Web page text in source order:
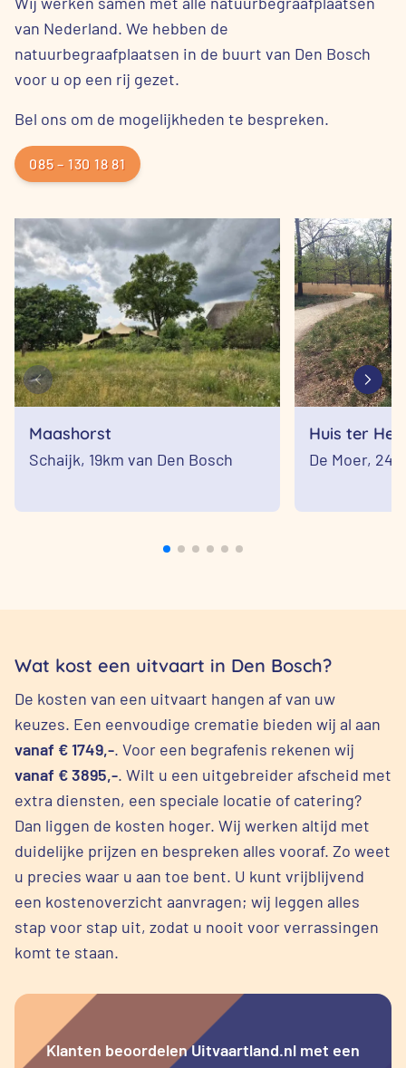
van Nederland. We hebben de
natuurbegraafplaatsen in de buurt van Den Bosch
voor u op een rij gezet.
Bel ons om de mogelijkheden te bespreken.
085 – 130 18 81
Maashorst
Schaijk, 19km van Den Bosch
Huis ter
De Moer,
Wat kost een uitvaart in Den Bosch?
De kosten van een uitvaart hangen af van uw
keuzes. Een eenvoudige crematie bieden wij al aan
vanaf € 1749,-. Voor een begrafenis rekenen wij
vanaf € 3895,-. Wilt u een uitgebreider afscheid met
extra diensten, een speciale locatie of catering?
Dan liggen de kosten hoger. Wij werken altijd met
duidelijke prijzen en bespreken alles vooraf. Zo weet
u precies waar u aan toe bent. U kunt vrijblijvend
een kostenoverzicht aanvragen; wij leggen alles
stap voor stap uit, zodat u nooit voor verrassingen
komt te staan.
Klanten beoordelen Uitvaartland.nl met een